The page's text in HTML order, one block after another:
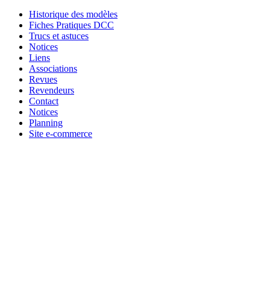
Historique des modèles
Fiches Pratiques DCC
Trucs et astuces
Notices
Liens
Associations
Revues
Revendeurs
Contact
Notices
Planning
Site e-commerce